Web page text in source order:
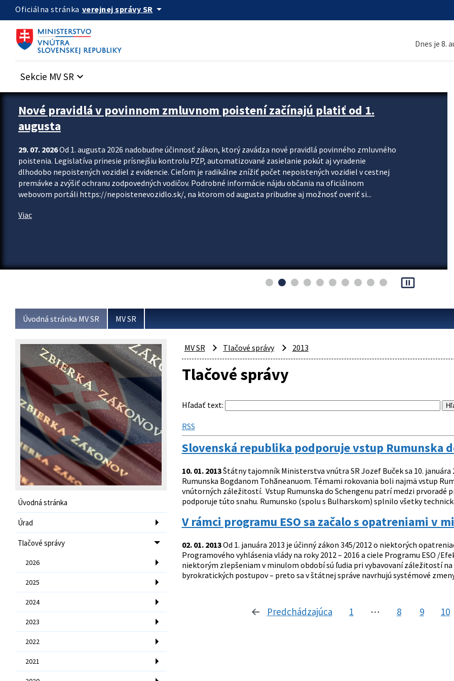
Preskocit na hlavný obsah
Oficiálna stránka verejnej správy SR arrow_drop_down
Dnes je 8.
Sekcie MV SR keyboard_arrow_down
Zastavit automatický posun upútavok
Nové pravidlá v povinnom zmluvnom poistení začínajú platiť od 1.
augusta
29. 07. 2026Od 1. augusta 2026 nadobudne účinnosť zákon, ktorý zavádza nové pravidlá povinného zmluvného
poistenia. Legislatíva prinesie prísnejšiu kontrolu PZP, automatizované zasielanie pokút aj vyradenie
dlhodobo nepoistených vozidiel z evidencie. Cieľom je radikálne znížiť počet nepoistených vozidiel v cestnej
premávke a zvýšiť ochranu zodpovedných vodičov. Podrobné informácie nájdu občania na oficiálnom
webovom portáli https://nepoistenevozidlo.sk/, na ktorom od augusta pribudne aj možnosť overiť si...
Viac
pause_presentation
Úvodná stránka MV SR MV SR
Úvodná stránka
Úrad
Tlačové správy
2026
2025
2024
2023
2022
2021
MV SR Tlačové správy 2013
Tlačové správy
Hľadať text:
RSS
Slovenská republika podporuje vstup Rumunska
10. 01. 2013Štátny tajomník Ministerstva vnútra SR Jozef Buček sa 10.
Rumunska Bogdanom Tohăneanuom. Témami rokovania boli najmä vstup
vnútorných záležitostí. Vstup Rumunska do Schengenu patrí medzi prvoradé
podporuje túto snahu. Rumunsko (spolu s Bulharskom) splnilo všetky
V rámci programu ESO sa začalo s opatreniami v
02. 01. 2013Od 1. januára 2013 je účinný zákon 345/2012 o niektorých
Programového vyhlásenia vlády na roky 2012 – 2016 a ciele Programu ESO /
niektorým zlepšeniam v minulom období sú ľudia pri vybavovaní záležitostí
byrokratických postupov – preto sa v štátnej správe navrhujú systémové
Predchádzajúca stránka
1 ⋯ 8 9 10